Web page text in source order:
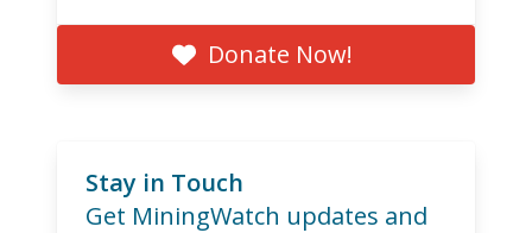
Donate Now!
Stay in Touch
Get MiningWatch updates and